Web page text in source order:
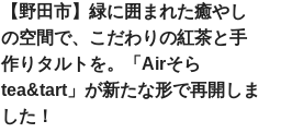
【野田市】緑に囲まれた癒やし
の空間で、こだわりの紅茶と手
作りタルトを。「Airそら
tea&tart」が新たな形で再開しま
した！